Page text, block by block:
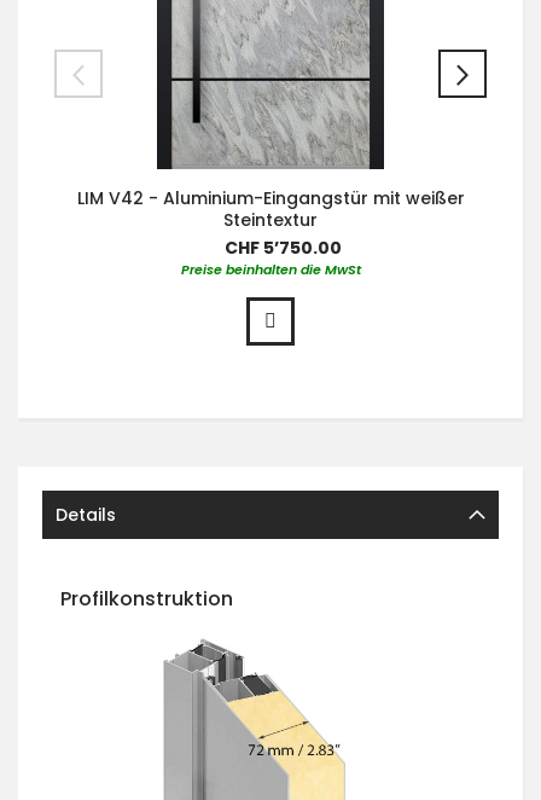
LIM V42 - Aluminium-Eingangstür mit weißer
Steintextur
CHF 5’750.00
Preise beinhalten die MwSt
Details